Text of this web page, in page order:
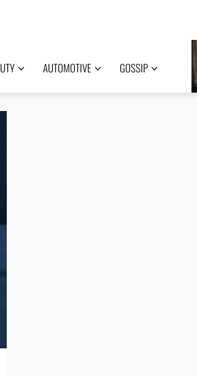
AUTOMOTIVE GOSSIP